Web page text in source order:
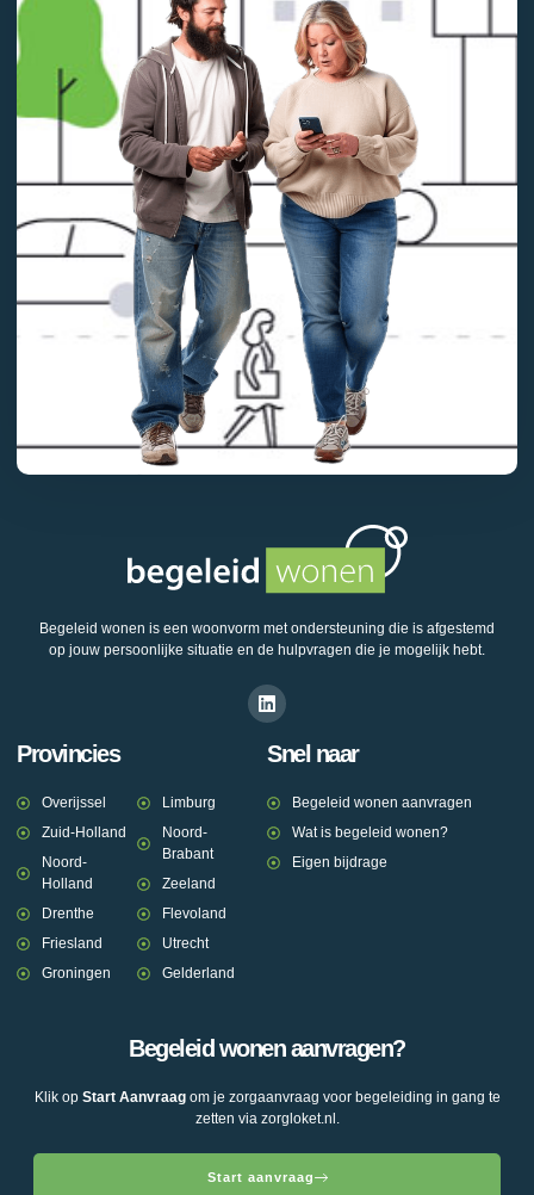
Begeleid wonen is een woonvorm met ondersteuning die is afgestemd
op jouw persoonlijke situatie en de hulpvragen die je mogelijk hebt.
Provincies
Overijssel
Zuid-Holland
Noord-
Holland
Drenthe
Friesland
Groningen
Limburg
Noord-
Brabant
Zeeland
Flevoland
Utrecht
Gelderland
Snel naar
Begeleid wonen aanvragen
Wat is begeleid wonen?
Eigen bijdrage
Begeleid wonen aanvragen?
Klik op Start Aanvraagom je zorgaanvraag voor begeleiding in gang te
zetten via zorgloket.nl.
Start aanvraag